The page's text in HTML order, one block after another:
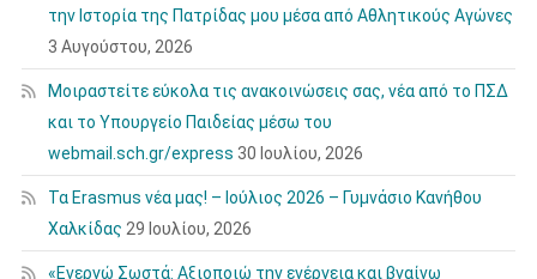
την Ιστορία της Πατρίδας μου μέσα από Αθλητικούς Αγώνες
3 Αυγούστου, 2026
Μοιραστείτε εύκολα τις ανακοινώσεις σας, νέα από το ΠΣΔ
και το Υπουργείο Παιδείας μέσω του
webmail.sch.gr/express 30 Ιουλίου, 2026
Τα Erasmus νέα μας! – Ιούλιος 2026 – Γυμνάσιο Κανήθου
Χαλκίδας 29 Ιουλίου, 2026
«Ενεργώ Σωστά: Αξιοποιώ την ενέργεια και βγαίνω